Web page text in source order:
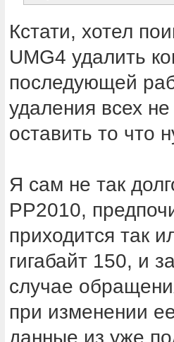
Кстати, хотел
UMG4 удалить
последующей
удаления всех
оставить то что
Я сам не так
PP2010,
приходится так
гигабайт 150, и
случае
при изменении
данные из уже